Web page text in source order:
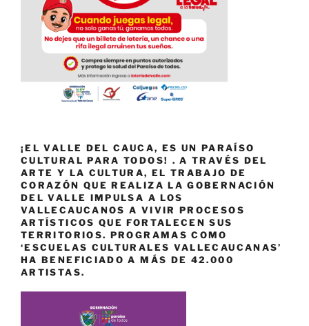
¡EL VALLE DEL CAUCA, ES UN PARAÍSO
CULTURAL PARA TODOS! . A TRAVÉS DEL
ARTE Y LA CULTURA, EL TRABAJO DE
CORAZÓN QUE REALIZA LA GOBERNACIÓN
DEL VALLE IMPULSA A LOS
VALLECAUCANOS A VIVIR PROCESOS
ARTÍSTICOS QUE FORTALECEN SUS
TERRITORIOS. PROGRAMAS COMO
‘ESCUELAS CULTURALES VALLECAUCANAS’
HA BENEFICIADO A MÁS DE 42.000
ARTISTAS.